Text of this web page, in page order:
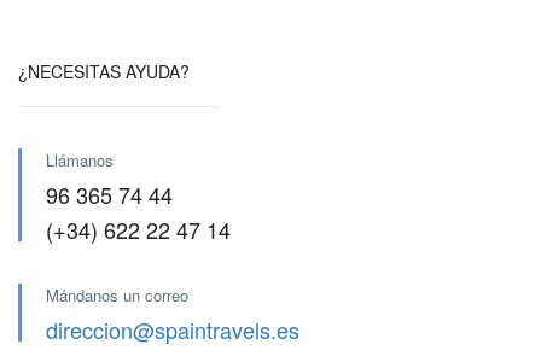
¿NECESITAS AYUDA?
Llámanos
96 365 74 44
(+34) 622 22 47 14
Mándanos un correo
direccion@spaintravels.es